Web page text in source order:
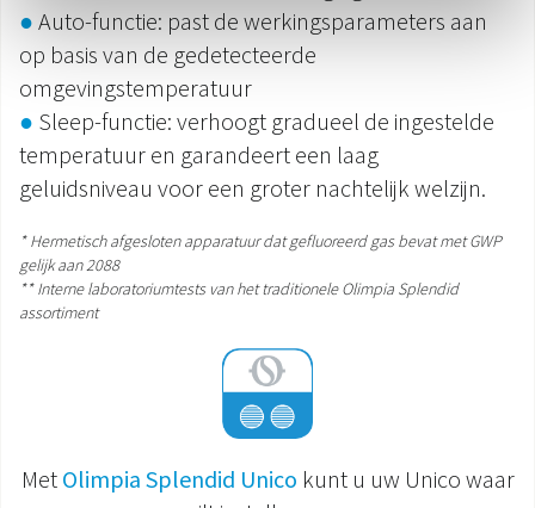
● Auto-functie: past de werkingsparameters aan
op basis van de gedetecteerde
omgevingstemperatuur
● Sleep-functie: verhoogt gradueel de ingestelde
temperatuur en garandeert een laag
geluidsniveau voor een groter nachtelijk welzijn.
* Hermetisch afgesloten apparatuur dat gefluoreerd gas bevat met GWP
gelijk aan 2088
** Interne laboratoriumtests van het traditionele Olimpia Splendid
assortiment
Met Olimpia Splendid Unico kunt u uw Unico waar